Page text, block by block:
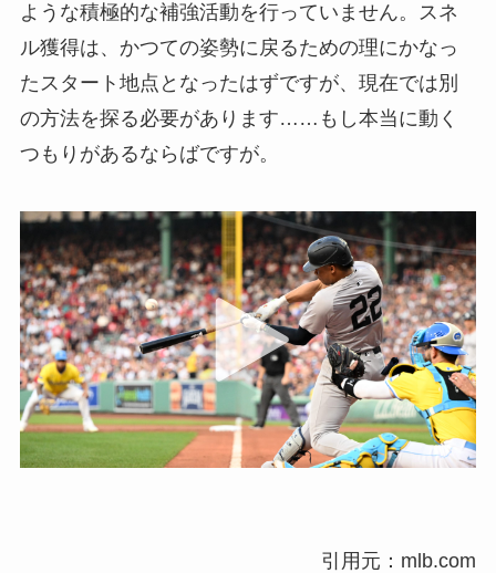
ような積極的な補強活動を行っていません。スネ
ル獲得は、かつての姿勢に戻るための理にかなっ
たスタート地点となったはずですが、現在では別
の方法を探る必要があります……もし本当に動く
つもりがあるならばですが。
引用元：mlb.com